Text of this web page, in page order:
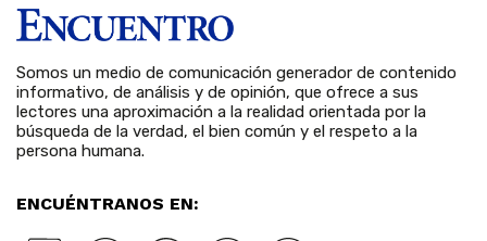
Somos un medio de comunicación generador de contenido
informativo, de análisis y de opinión, que ofrece a sus
lectores una aproximación a la realidad orientada por la
búsqueda de la verdad, el bien común y el respeto a la
persona humana.
ENCUÉNTRANOS EN: